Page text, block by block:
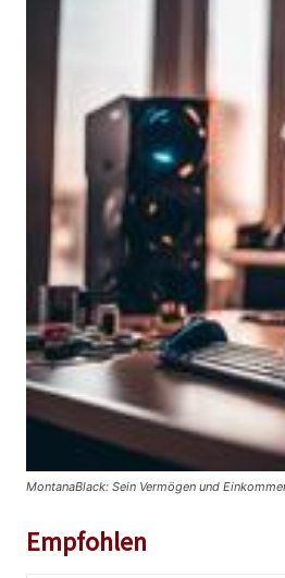
MontanaBlack: Sein Vermögen und
Empfohlen